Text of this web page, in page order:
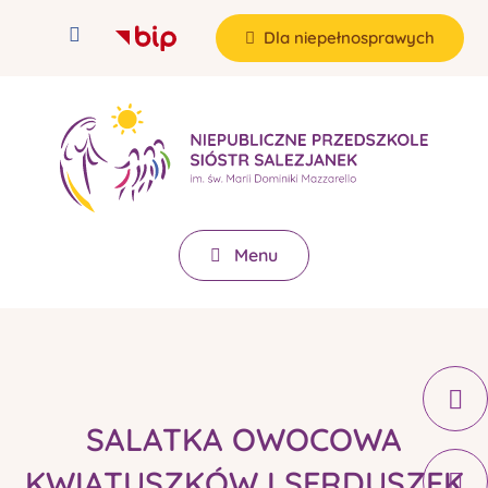
Dla niepełnosprawych
Menu
SALATKA OWOCOWA